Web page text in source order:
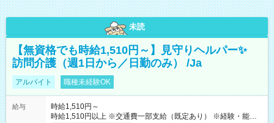
未読
【無資格でも時給1,510円～】見守りヘルパー✨
訪問介護（週1日から／日勤のみ） /Ja
アルバイト 職種未経験OK
給与
時給1,510円～
時給1,510円以上 ※交通費一部支給（既定あり） ※経験・能力を